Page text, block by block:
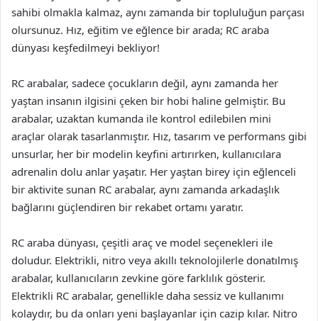
sahibi olmakla kalmaz, aynı zamanda bir topluluğun parçası
olursunuz. Hız, eğitim ve eğlence bir arada; RC araba
dünyası keşfedilmeyi bekliyor!
RC arabalar, sadece çocukların değil, aynı zamanda her
yaştan insanın ilgisini çeken bir hobi haline gelmiştir. Bu
arabalar, uzaktan kumanda ile kontrol edilebilen mini
araçlar olarak tasarlanmıştır. Hız, tasarım ve performans gibi
unsurlar, her bir modelin keyfini artırırken, kullanıcılara
adrenalin dolu anlar yaşatır. Her yaştan birey için eğlenceli
bir aktivite sunan RC arabalar, aynı zamanda arkadaşlık
bağlarını güçlendiren bir rekabet ortamı yaratır.
RC araba dünyası, çeşitli araç ve model seçenekleri ile
doludur. Elektrikli, nitro veya akıllı teknolojilerle donatılmış
arabalar, kullanıcıların zevkine göre farklılık gösterir.
Elektrikli RC arabalar, genellikle daha sessiz ve kullanımı
kolaydır, bu da onları yeni başlayanlar için cazip kılar. Nitro